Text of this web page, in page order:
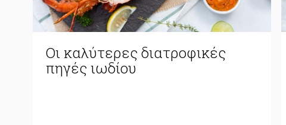
Οι καλύτερες διατροφικές
πηγές ιωδίου